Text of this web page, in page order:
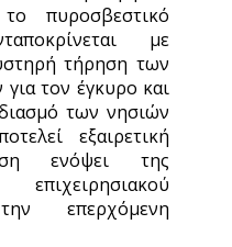
πυροσβεστικό
με
τήρηση των
τον έγκυρο και
των νησιών
εξαιρετική
ενόψει της
επερχόμενη